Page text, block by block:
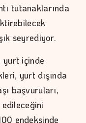
tutanaklarında
seyrediyor.
yurt içinde
yurt dışında
başvuruları,
endeksinde